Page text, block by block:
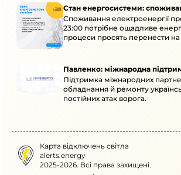
Стан енергосистеми:
Споживання електроенергії
23:00 потрібне ощадливе
процеси просять перенести на
Павленко: міжнародна
енергосистеми
Підтримка міжнародних
обладнання й ремонту
постійних атак ворога.
Карта відключень світла
alerts.energy
2025-2026. Всі права захищені.